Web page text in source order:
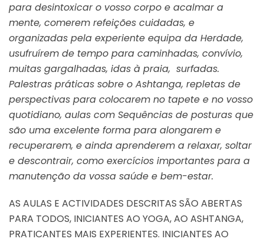
para desintoxicar o vosso corpo e acalmar a
mente, comerem refeições cuidadas, e
organizadas pela experiente equipa da Herdade,
usufruírem de tempo para caminhadas, convívio,
muitas gargalhadas, idas à praia, surfadas.
Palestras práticas sobre o Ashtanga, repletas de
perspectivas para colocarem no tapete e no vosso
quotidiano, aulas com Sequências de posturas que
são uma excelente forma para alongarem e
recuperarem, e ainda aprenderem a relaxar, soltar
e descontrair, como exercícios importantes para a
manutenção da vossa saúde e bem-estar.
AS AULAS E ACTIVIDADES DESCRITAS SÃO ABERTAS
PARA TODOS, INICIANTES AO YOGA, AO ASHTANGA,
PRATICANTES MAIS EXPERIENTES. INICIANTES AO